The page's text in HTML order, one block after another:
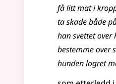
få litt mat i
ta skade både
han svettet over
bestemme over
hunden logret